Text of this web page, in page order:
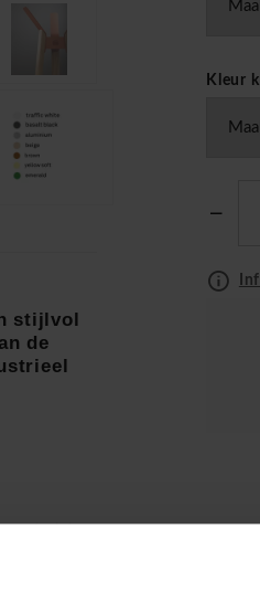
stijlvol
de
te laten
Kleur